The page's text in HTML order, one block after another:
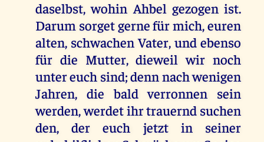
daselbst, wohin Ahbel gezogen ist.
Darum sorget gerne für mich, euren
alten, schwachen Vater, und ebenso
für die Mutter, dieweil wir noch
unter euch sind; denn nach wenigen
Jahren, die bald verronnen sein
werden, werdet ihr trauernd suchen
den, der euch jetzt in seiner